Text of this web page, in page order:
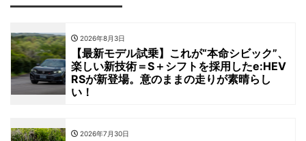
2026年8月3日
【最新モデル試乗】これが“本命シビック”、
楽しい新技術＝S＋シフトを採用したe:HEV
RSが新登場。意のままの走りが素晴らし
い！
2026年7月30日